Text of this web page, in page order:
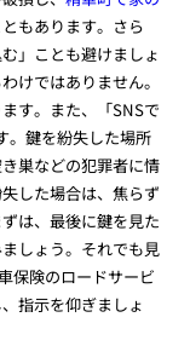
もあります。さら
」ことも避けましょ
けではありません。
す。また、「SNSで
。鍵を紛失した場所
巣などの犯罪者に情
した場合は、焦らず
は、最後に鍵を見た
しょう。それでも見
保険のロードサービ
指示を仰ぎましょ